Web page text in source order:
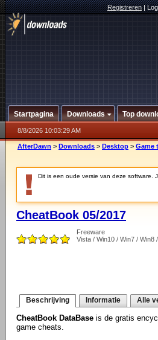
Registreren|
Startpagina Downloads Top
8/8/2026 10:03:29 AM
AfterDawn > Downloads > Desktop > Game
Dit is een oude versie van deze software.
CheatBook 05/2017
Freeware
Vista / Win10 / Win7 / Win8
Beschrijving Informatie Alle
CheatBook DataBase is de gratis
game cheats.